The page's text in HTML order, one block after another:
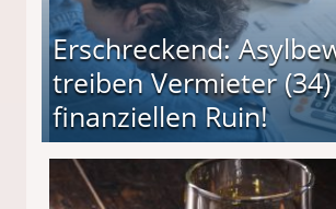
Erschreckend:
treiben Vermieter
finanziellen Ruin!
(34) in den finanziellen Ruin!